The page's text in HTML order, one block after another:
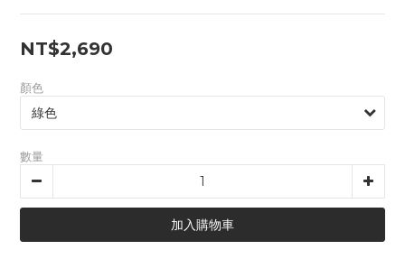
NT$2,690
顏色
數量
加入購物車